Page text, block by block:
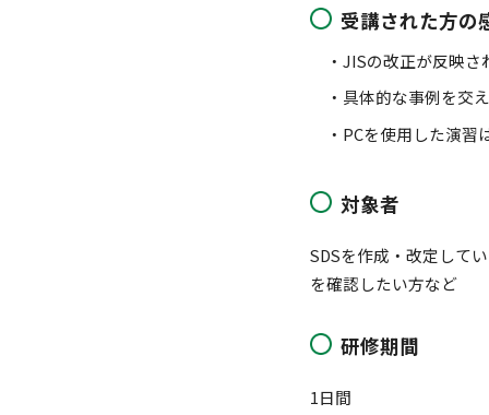
受講された方の
JISの改正が反映さ
具体的な事例を交
PCを使用した演習
対象者
SDSを作成・改定して
を確認したい方など
研修期間
1日間